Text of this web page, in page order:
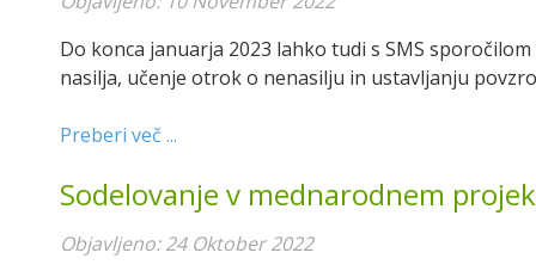
Do konca januarja 2023 lahko tudi s SMS
nasilja, učenje otrok o nenasilju in ustavljanju
Preberi več ...
Sodelovanje v mednarodnem
Objavljeno: 24 Oktober 2022